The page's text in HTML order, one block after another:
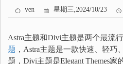
ven 星期三,2024/10/23
Astra主题和Divi主题是两个最流
题 ，Astra主题是一款快速、轻巧
题，Divi主题是Elegant Themes家